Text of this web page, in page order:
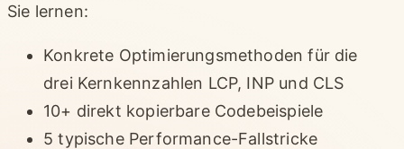
Sie lernen:
Konkrete Optimierungsmethoden für die
drei Kernkennzahlen LCP, INP und CLS
10+ direkt kopierbare Codebeispiele
5 typische Performance-Fallstricke